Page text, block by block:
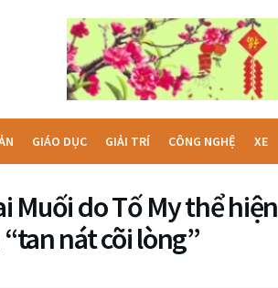
GIÁO DỤC GIẢI TRÍ CÔNG NGHỆ XE
Muối do Tố My thể hiện
nát cõi lòng”